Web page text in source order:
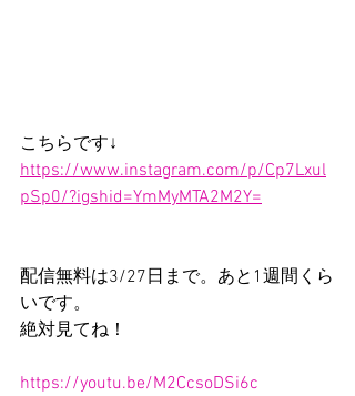
こちらです↓
https://www.instagram.com/p/Cp7Lxul
pSp0/?igshid=YmMyMTA2M2Y=
配信無料は3/27日まで。あと1週間くら
いです。
絶対見てね！
https://youtu.be/M2CcsoDSi6c